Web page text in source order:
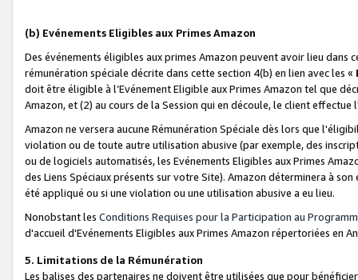
(b) Evénements Eligibles aux Primes Amazon
Des événements éligibles aux primes Amazon peuvent avoir lieu dans
rémunération spéciale décrite dans cette section 4(b) en lien avec les «
doit être éligible à l’Evénement Eligible aux Primes Amazon tel que
Amazon, et (2) au cours de la Session qui en découle, le client
Amazon ne versera aucune Rémunération Spéciale dès lors que
violation ou de toute autre utilisation abusive (par exemple, des
ou de logiciels automatisés, les Evénements Eligibles aux Primes
des Liens Spéciaux présents sur votre Site). Amazon déterminera à
été appliqué ou si une violation ou une utilisation abusive a eu lieu.
Nonobstant les Conditions Requises pour la Participation au
d'accueil d'Evénements Eligibles aux Primes Amazon répertoriées en
5. Limitations de la Rémunération
Les balises des partenaires ne doivent être utilisées que pour